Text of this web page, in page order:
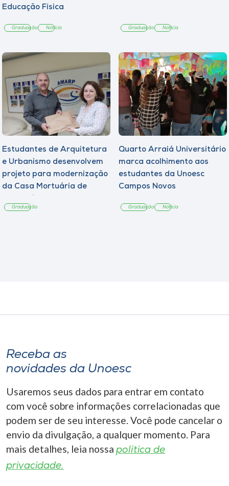
Educação Física
Graduação Notícia Graduação Notícia
Estudantes de Arquitetura
e Urbanismo desenvolvem
projeto para modernização
da Casa Mortuária de
Graduação
Quarto Arraiá Universitário
marca acolhimento aos
estudantes da Unoesc
Campos Novos
Graduação Notícia
Receba as
novidades da Unoesc
Usaremos seus dados para entrar em contato
com você sobre informações correlacionadas que
podem ser de seu interesse. Você pode cancelar o
envio da divulgação, a qualquer momento. Para
mais detalhes, leia nossa política de
privacidade.